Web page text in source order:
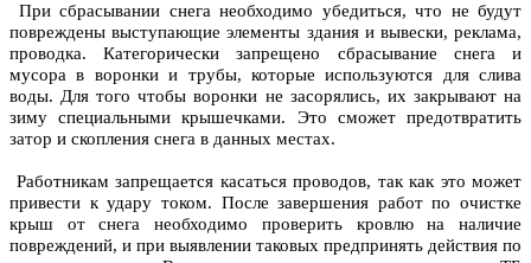
При сбрасывании снега необходимо убедиться, что не будут
повреждены выступающие элементы здания и вывески, реклама,
проводка. Категорически запрещено сбрасывание снега и
мусора в воронки и трубы, которые используются для слива
воды. Для того чтобы воронки не засорялись, их закрывают на
зиму специальными крышечками. Это сможет предотвратить
затор и скопления снега в данных местах.
Работникам запрещается касаться проводов, так как это может
привести к удару током. После завершения работ по очистке
крыш от снега необходимо проверить кровлю на наличие
повреждений, и при выявлении таковых предпринять действия по